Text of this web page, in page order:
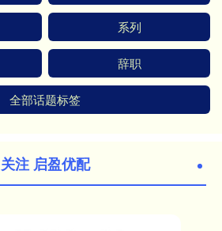
系列
辞职
全部话题标签
关注 启盈优配